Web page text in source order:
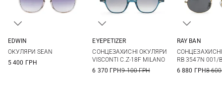
EDWIN
ОКУЛЯРИ SEAN
5 400 ГРН
EYEPETIZER
СОНЦЕЗАХИСНІ ОКУЛЯРИ
VISCONTI C.Z-18F MILANO
6 370 ГРН9 100 ГРН
RAY BAN
RB 3547N 001/
6 880 ГРН8